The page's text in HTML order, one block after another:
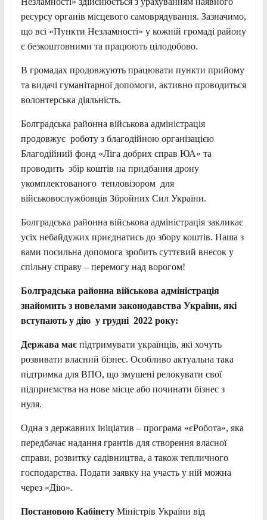
ресурсу органів місцевого самоврядування. Зазначимо,
що всі «Пункти Незламності» у кожній громаді району
є безкоштовними та працюють цілодобово.
В громадах продовжують працювати пункти прийому
та видачі гуманітарної допомоги, активно проводиться
волонтерська діяльність.
Болградська районна військова адміністрація
продовжує роботу з благодійною організацією
Благодійний фонд «Ліга добрих справ ЮА» та
проводить збір коштів на придбання дрону
укомплектованого тепловізором для
військовослужбовців Збройних Сил України.
Болградська районна військова адміністрація закликає
усіх небайдужих приєднатись до збору коштів. Наша з
вами посильна допомога зробить суттєвий внесок у
спільну справу – перемогу над ворогом!
Болградська районна військова адміністрація
знайомить з новелами законодавства України, які
вступають у дію у грудні 2022 року:
Держава маєпідтримувати українців, які хочуть
розвивати власний бізнес. Особливо актуальна така
підтримка для ВПО, що змушені релокувати свої
підприємства на нове місце або починати бізнес з
нуля.
Одна з державних ініціатив – програма «єРобота», яка
передбачає надання грантів для створення власної
справи, розвитку садівництва, а також тепличного
господарства. Подати заявку на участь у ній можна
через «Дію».
Постановою КабінетуМіністрів України від